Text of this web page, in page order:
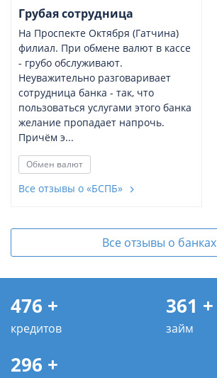
Грубая сотрудница
На Проспекте Октября (Гатчина)
филиал. При обмене валют в кассе
- грубо обслуживают.
Неуважительно разговаривает
сотрудница банка - так, что
пользоваться услугами этого банка
желание пропадает напрочь.
Причём э...
Обмен валют
Все отзывы о «БСПБ»
Все отзывы о банках
476 +
кредитов
361 +
займ
296 +